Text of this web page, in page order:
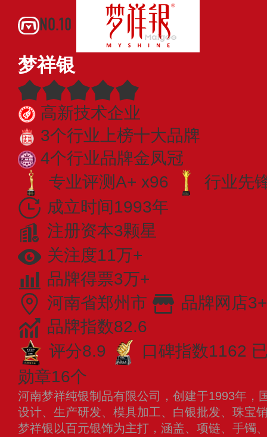
NO.10
梦祥银
高新技术企业
3个行业上榜十大品牌
4个行业品牌金凤冠
专业评测A+ x96
行业先
成立时间1993年
注册资本3颗星
关注度11万+
品牌得票3万+
河南省郑州市
品牌网店3+
品牌指数82.6
评分8.9
口碑指数1162
勋章16个
河南梦祥纯银制品有限公司，创建于1993年，
设计、生产研发、模具加工、白银批发、珠宝
梦祥银以百元银饰为主打，涵盖、项链、手镯